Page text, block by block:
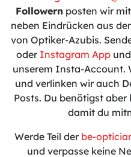
Followernposten wir
neben Eindrücken aus
von Optiker-Azubis.
oder Instagram Appund
unserem Insta-Account.
und verlinken wir auch
Posts. Du benötigst
damit du
Werde Teil der be-
und verpasse keine